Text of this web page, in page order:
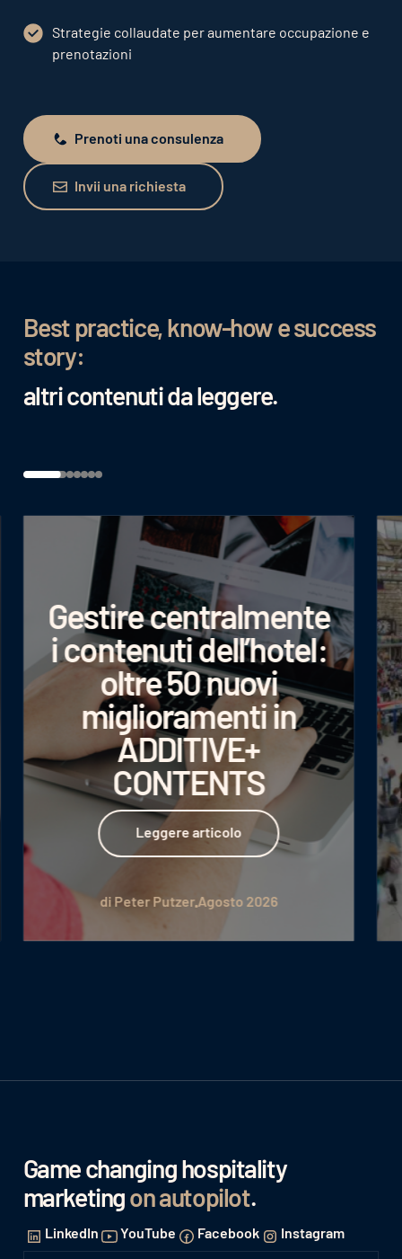
Strategie collaudate per aumentare occupazione e
prenotazioni
Prenoti una consulenza
Prenoti una consulenza
Invii una richiesta
Invii una richiesta
Best practice, know-how e success
story:
altri contenuti da leggere.
Gestire centralmente
i contenuti dell’hotel:
oltre 50 nuovi
miglioramenti in
ADDITIVE+
CONTENTS
Leggere articolo
Leggere articolo
di Peter Putzer Agosto 2026
Game changing hospitality
marketingon autopilot.
LinkedIn YouTube Facebook Instagram